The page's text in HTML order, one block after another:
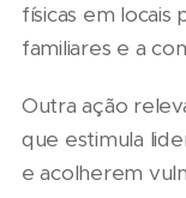
físicas em
familiares e a
Outra ação
que estimula
e acolherem